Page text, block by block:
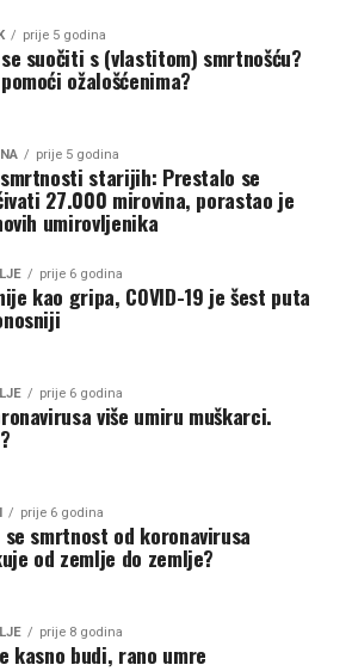
prije 5 godina
suočiti s (vlastitom) smrtnošću?
ožalošćenima?
prije 5 godina
starijih: Prestalo se
27.000 mirovina, porastao je
umirovljenika
prije 6 godina
kao gripa, COVID-19 je šest puta
prije 6 godina
više umiru muškarci.
prije 6 godina
se smrtnost od koronavirusa
od zemlje do zemlje?
prije 8 godina
kasno budi, rano umre